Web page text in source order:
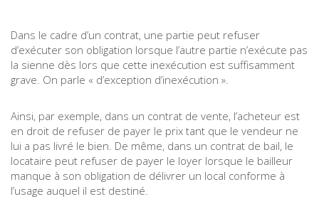
Dans le cadre d’un contrat, une partie peut refuser
d’exécuter son obligation lorsque l’autre partie n’exécute pas
la sienne dès lors que cette inexécution est suffisamment
grave. On parle « d’exception d’inexécution ».
Ainsi, par exemple, dans un contrat de vente, l’acheteur est
en droit de refuser de payer le prix tant que le vendeur ne
lui a pas livré le bien. De même, dans un contrat de bail, le
locataire peut refuser de payer le loyer lorsque le bailleur
manque à son obligation de délivrer un local conforme à
l’usage auquel il est destiné.